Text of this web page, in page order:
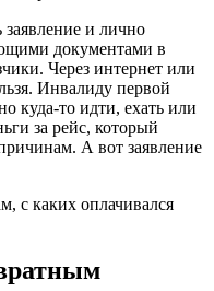
и лично
документами в
Через интернет или
Инвалиду первой
куда-то идти, ехать или
за рейс, который
А вот заявление
с каких оплачивался